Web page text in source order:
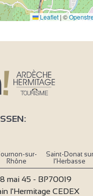
Leaflet |©
sur-
Rhône
Saint-Donat sur
l’Herbasse
mai 45 - BP70019
l'Hermitage CEDEX